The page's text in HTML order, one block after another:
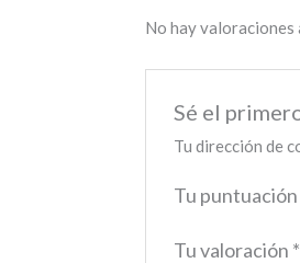
No hay valoraciones
Sé el
Tu dirección de
Tu puntuación
Tu valoración *